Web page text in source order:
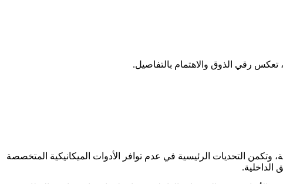
تعكس رقي الذوق والاهتمام بالتفاصيل.
وتكمن التحديات الرئيسية في عدم توافر الأدوات الميكانيكية المتخصصة
الداخلية.